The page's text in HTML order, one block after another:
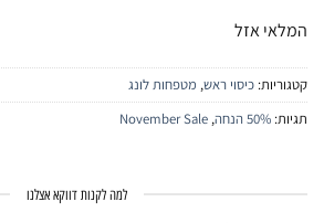
המלאי אזל
קטגוריות: כיסוי ראש, מטפחות לונג
תגיות: 50% הנחה ,
November Sale
למה לקנות דווקא אצלנו